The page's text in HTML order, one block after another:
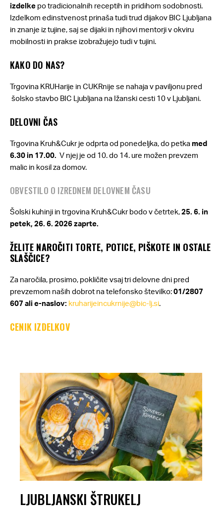
izdelke po tradicionalnih receptih in pridihom sodobnosti.
Izdelkom edinstvenost prinaša tudi trud dijakov BIC Ljubljana
in znanje iz tujine, saj se dijaki in njihovi mentorji v okviru
mobilnosti in prakse izobražujejo tudi v tujini.
KAKO DO NAS?
Trgovina KRUHarije in CUKRnije se nahaja v paviljonu pred
šolsko stavbo BIC Ljubljana na Ižanski cesti 10 v Ljubljani.
DELOVNI ČAS
Trgovina Kruh&Cukr je odprta od ponedeljka, do petka med
6.30 in 17.00. V njej je od 10. do 14. ure možen prevzem
malic in kosil za domov.
OBVESTILO O IZREDNEM DELOVNEM ČASU
Šolski kuhinji in trgovina Kruh&Cukr bodo v četrtek,25. 6. in
petek, 26. 6. 2026 zaprte.
ŽELITE NAROČITI TORTE, POTICE, PIŠKOTE IN OSTALE
SLAŠČICE?
Za naročila, prosimo, pokličite vsaj tri delovne dni pred
prevzemom naših dobrot na telefonsko številko:01/2807
607 ali e-naslov: kruharijeincukrnije@bic-lj.si.
CENIK IZDELKOV
LJUBLJANSKI ŠTRUKELJ